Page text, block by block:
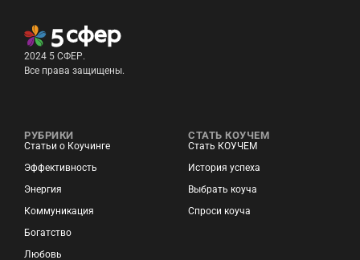
2024 5 СФЕР.
Все права защищены.
РУБРИКИ
Статьи о Коучинге
Эффективность
Энергия
Коммуникация
Богатство
Любовь
СТАТЬ КОУЧЕМ
Стать КОУЧЕМ
История успеха
Выбрать коуча
Спроси коуча